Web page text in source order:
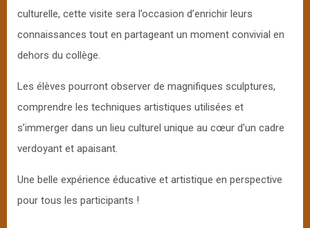
culturelle, cette visite sera l’occasion d’enrichir leurs
connaissances tout en partageant un moment convivial en
dehors du collège.
Les élèves pourront observer de magnifiques sculptures,
comprendre les techniques artistiques utilisées et
s’immerger dans un lieu culturel unique au cœur d’un cadre
verdoyant et apaisant.
Une belle expérience éducative et artistique en perspective
pour tous les participants !